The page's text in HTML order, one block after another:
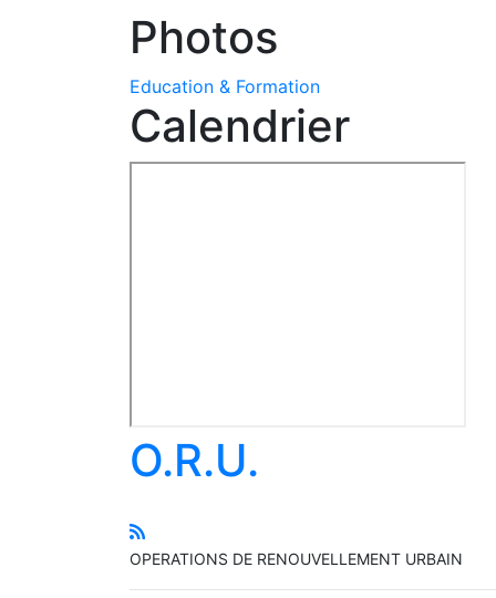
Photos
Education & Formation
Calendrier
O.R.U.
OPERATIONS DE RENOUVELLEMENT URBAIN